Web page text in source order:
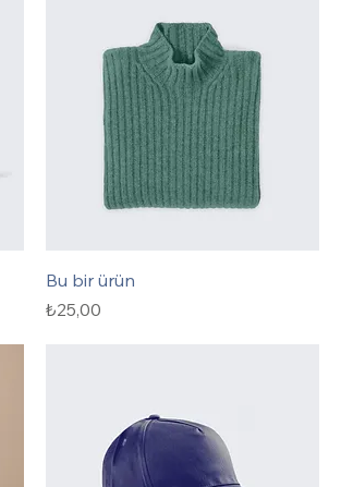
Bu bir ürün
Fiyat
₺25,00